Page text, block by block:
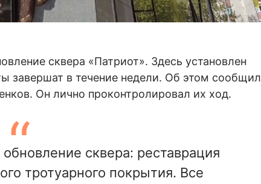
сквера «Патриот». Здесь установлен
завершат в течение недели. Об этом сообщил
Он лично проконтролировал их ход.
сквера: реставрация
тротуарного покрытия. Все